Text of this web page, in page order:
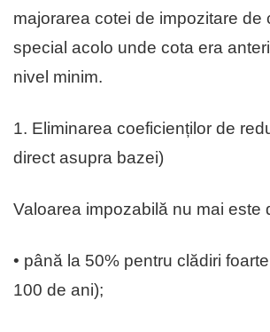
majorarea cotei de impozitare de
special acolo unde cota era
nivel minim.
1. Eliminarea coeficienților de
direct asupra bazei)
Valoarea impozabilă nu mai este
• până la 50% pentru clădiri
100 de ani);